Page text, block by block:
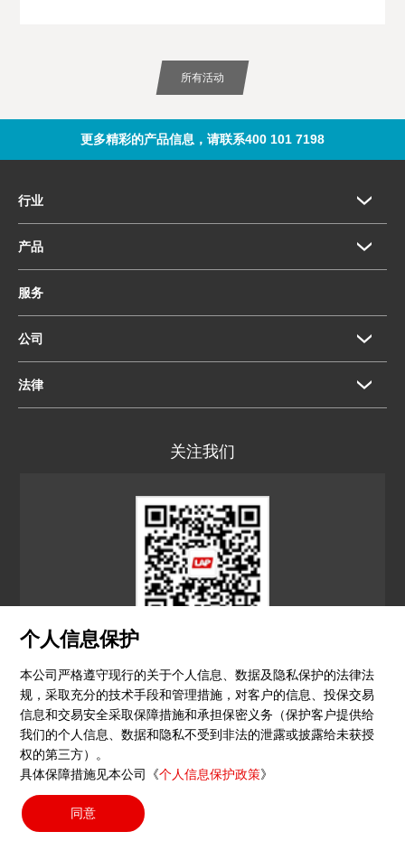
个人信息保护
本公司严格遵守现行的关于个人信息、数据及隐私保护的法律法
规，采取充分的技术手段和管理措施，对客户的信息、投保交易
信息和交易安全采取保障措施和承担保密义务（保护客户提供给
我们的个人信息、数据和隐私不受到非法的泄露或披露给未获授
权的第三方）。
具体保障措施见本公司《个人信息保护政策》
同意
所有活动
更多精彩的产品信息，请联系400 101 7198
行业
产品
服务
公司
法律
关注我们
© 2026 镭尔谱激光应用技术（上海）有限公司
隐私政策 印记沪ICP备15051604号-4 （沪）-非经营
性-2023-0290
Search